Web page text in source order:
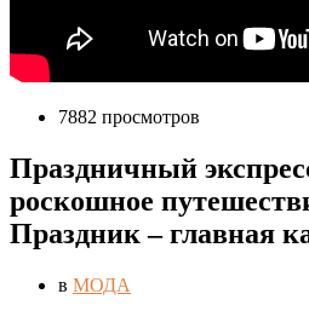
7882 просмотров
Праздничный
роскошное
Праздник – главная
в МОДА